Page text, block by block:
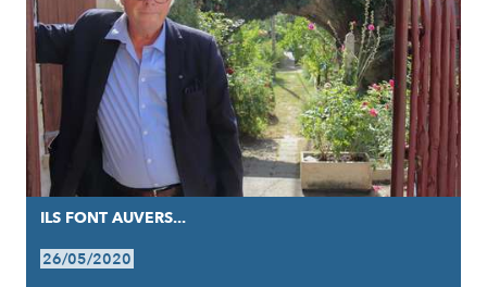
ILS FONT AUVERS...
26/05/2020